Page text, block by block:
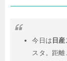
今日は 日
スタ。距